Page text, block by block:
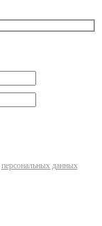
персональных данных